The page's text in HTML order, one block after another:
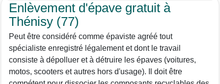
Enlèvement d'épave gratuit à
Thénisy (77)
Peut être considéré comme épaviste agréé tout
spécialiste enregistré légalement et dont le travail
consiste à dépolluer et à détruire les épaves (voitures,
motos, scooters et autres hors d'usage). Il doit être